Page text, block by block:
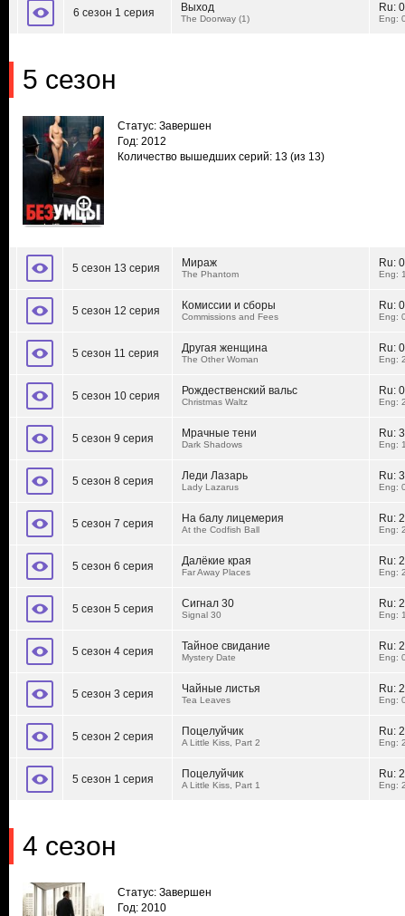
6 сезон 1 серия Выход
The Doorway (1)
Ru:
Eng:
5 сезон
Статус: Завершен
Год: 2012
Количество вышедших серий: 13 (из 13)
5 сезон 13 серия Мираж
The Phantom
Ru:
Eng:
5 сезон 12 серия Комиссии и сборы
Commissions and Fees
Ru:
Eng:
5 сезон 11 серия Другая женщина
The Other Woman
Ru:
Eng:
5 сезон 10 серия Рождественский вальс
Christmas Waltz
Ru:
Eng:
5 сезон 9 серия Мрачные тени
Dark Shadows
Ru:
Eng:
5 сезон 8 серия Леди Лазарь
Lady Lazarus
Ru:
Eng:
5 сезон 7 серия На балу лицемерия
At the Codfish Ball
Ru:
Eng:
5 сезон 6 серия Далёкие края
Far Away Places
Ru:
Eng:
5 сезон 5 серия Сигнал 30
Signal 30
Ru:
Eng:
5 сезон 4 серия Тайное свидание
Mystery Date
Ru:
Eng:
5 сезон 3 серия Чайные листья
Tea Leaves
Ru:
Eng:
5 сезон 2 серия Поцелуйчик
A Little Kiss, Part 2
Ru:
Eng:
5 сезон 1 серия Поцелуйчик
A Little Kiss, Part 1
Ru:
Eng:
4 сезон
Статус: Завершен
Год: 2010